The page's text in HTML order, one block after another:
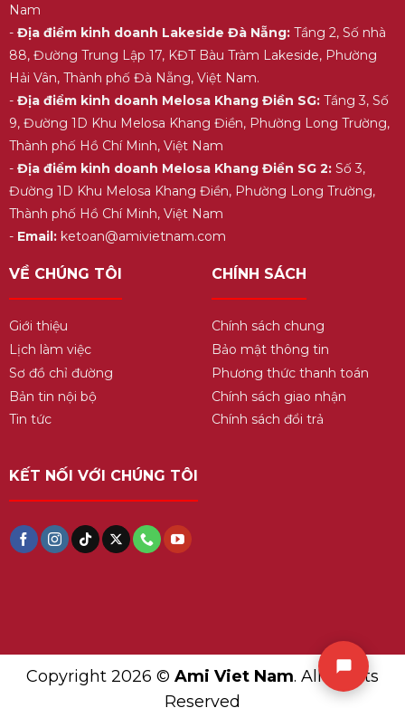
Nam
- Địa điểm kinh doanh Lakeside Đà Nẵng:Tầng 2, Số nhà
88, Đường Trung Lập 17, KĐT Bàu Tràm Lakeside, Phường
Hải Vân, Thành phố Đà Nẵng, Việt Nam.
- Địa điểm kinh doanh Melosa Khang Điền SG:Tầng 3, Số
9, Đường 1D Khu Melosa Khang Điền, Phường Long Trường,
Thành phố Hồ Chí Minh, Việt Nam
- Địa điểm kinh doanh Melosa Khang Điền SG 2:Số 3,
Đường 1D Khu Melosa Khang Điền, Phường Long Trường,
Thành phố Hồ Chí Minh, Việt Nam
- Email:ketoan@amivietnam.com
VỀ CHÚNG TÔI
Giới thiệu
Lịch làm việc
Sơ đồ chỉ đường
Bản tin nội bộ
Tin tức
CHÍNH SÁCH
Chính sách chung
Bảo mật thông tin
Phương thức thanh toán
Chính sách giao nhận
Chính sách đổi trả
KẾT NỐI VỚI CHÚNG TÔI
Copyright 2026 © Ami Viet Nam. All Rights
Reserved